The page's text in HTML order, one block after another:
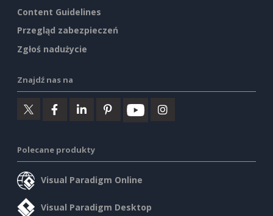
Content Guidelines
Przegląd zabezpieczeń
Zgłoś nadużycie
Znajdź nas na
Polecane produkty
Visual Paradigm Online
Visual Paradigm Desktop